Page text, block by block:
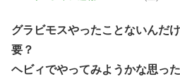
グラビモスやったことないんだ
要？
ヘビィでやってみようかな思っ